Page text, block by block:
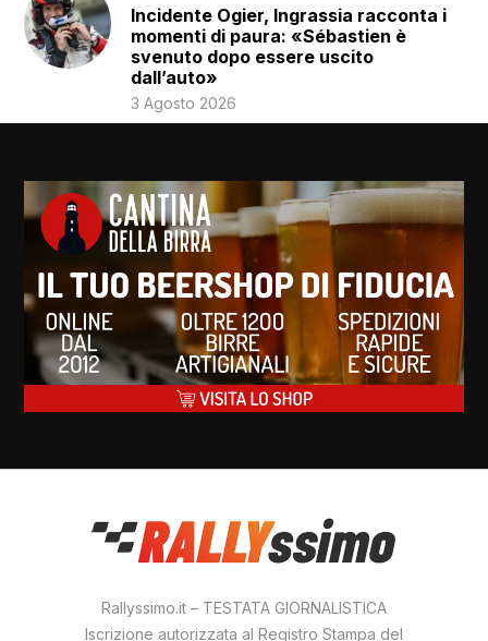
Incidente Ogier, Ingrassia racconta i
momenti di paura: «Sébastien è
svenuto dopo essere uscito
dall’auto»
3 Agosto 2026
Rallyssimo.it – TESTATA GIORNALISTICA
Iscrizione autorizzata al Registro Stampa del